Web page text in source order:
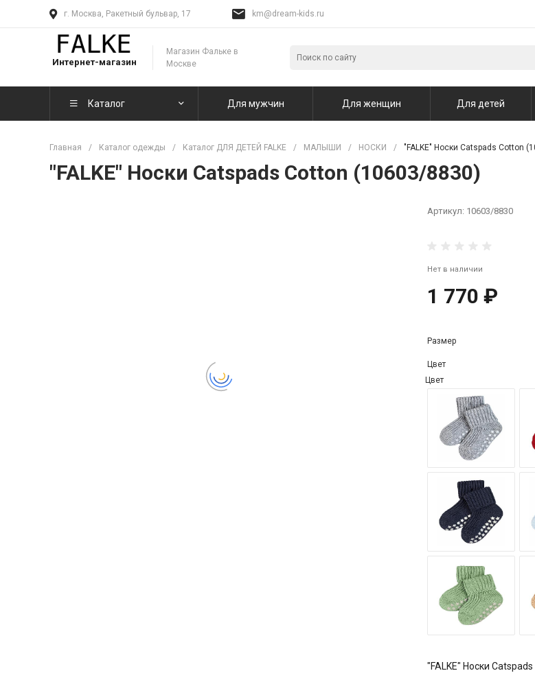
г. Москва, Ракетный бульвар, 17 km@dream-kids.ru
Интернет-магазин
Магазин Фальке в
Москве
Каталог Для мужчин Для женщин Для детей
Главная / Каталог одежды / Каталог ДЛЯ ДЕТЕЙ FALKE / МАЛЫШИ / НОСКИ / "FALKE" Носки Catspads Cotton
"FALKE" Носки Catspads Cotton (10603/8830)
Артикул: 10603/8830
Нет в наличии
1 770 ₽
Размер
Цвет
Цвет
"FALKE" Носки